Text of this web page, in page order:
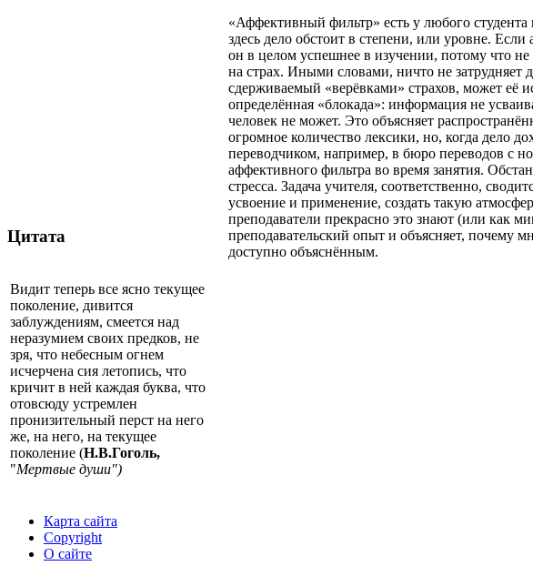
Цитата
Видит теперь все ясно текущее
поколение, дивится
заблуждениям, смеется над
неразумием своих предков, не
зря, что небесным огнем
исчерчена сия летопись, что
кричит в ней каждая буква, что
отовсюду устремлен
пронизительный перст на него
же, на него, на текущее
поколение (Н.В.Гоголь,
"Мертвые души")
«Аффективный фильтр» есть у любого
здесь дело обстоит в степени, или уровне.
он в целом успешнее в изучении, потому что
на страх. Иными словами, ничто не
сдерживаемый «верёвками» страхов, может её
определённая «блокада»: информация не
человек не может. Это объясняет
огромное количество лексики, но, когда дело
переводчиком, например, в бюро переводов с
аффективного фильтра во время занятия.
стресса. Задача учителя, соответственно,
усвоение и применение, создать такую
преподаватели прекрасно это знают (или как
преподавательский опыт и объясняет, почему
доступно объяснённым.
Карта сайта
Copyright
О сайте